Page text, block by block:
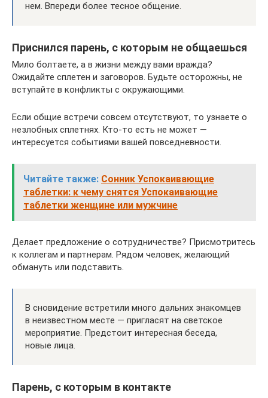
нем. Впереди более тесное общение.
Приснился парень, с которым не общаешься
Мило болтаете, а в жизни между вами вражда?
Ожидайте сплетен и заговоров. Будьте осторожны, не
вступайте в конфликты с окружающими.
Если общие встречи совсем отсутствуют, то узнаете о
незлобных сплетнях. Кто-то есть не может —
интересуется событиями вашей повседневности.
Читайте также: Сонник Успокаивающие
таблетки: к чему снятся Успокаивающие
таблетки женщине или мужчине
Делает предложение о сотрудничестве? Присмотритесь
к коллегам и партнерам. Рядом человек, желающий
обмануть или подставить.
В сновидение встретили много дальних знакомцев
в неизвестном месте — пригласят на светское
мероприятие. Предстоит интересная беседа,
новые лица.
Парень, с которым в контакте